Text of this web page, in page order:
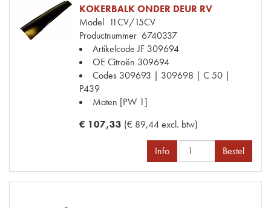
KOKERBALK ONDER DEUR RV
Model 11CV/15CV
Productnummer 6740337
Artikelcode JF 309694
OE Citroën 309694
Codes 309693 | 309698 | C 50 |
P439
Maten [PW 1]
€ 107,33 (€ 89,44 excl. btw)
Info Bestel